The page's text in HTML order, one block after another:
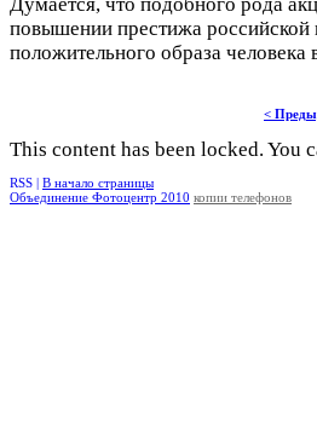
повышении престижа российской
положительного образа человека
<
This content has been locked. You
RSS | В начало страницы
Объединение Фотоцентр 2010 копии телефонов